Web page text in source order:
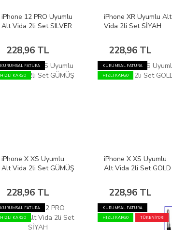
iPhone 12 PRO Uyumlu
Alt Vida 2li Set SILVER
228,96 TL
iPhone XR Uyumlu Alt
Vida 2li Set SİYAH
228,96 TL
KURUMSAL FATURA
HIZLI KARGO
iPhone X XS Uyumlu
Alt Vida 2li Set GÜMÜŞ
228,96 TL
KURUMSAL FATURA
HIZLI KARGO
iPhone X XS Uyumlu
Alt Vida 2li Set GOLD
228,96 TL
KURUMSAL FATURA
HIZLI KARGO
KURUMSAL FATURA
HIZLI KARGO
TÜKENİYOR!